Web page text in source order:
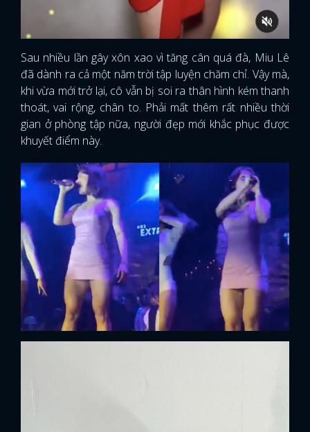
Sau nhiều lần gây xôn xao vì tăng cân quá đà, Miu Lê
đã dành ra cả một năm trời tập luyện chăm chỉ. Vậy mà,
khi vừa mới trở lại, cô vẫn bị soi ra thân hình kém thanh
thoát, vai rộng, chân to. Phải mất thêm rất nhiều thời
gian ở phòng tập nữa, người đẹp mới khắc phục được
khuyết điểm này.